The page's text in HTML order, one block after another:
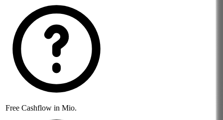
Free Cashflow in Mio.